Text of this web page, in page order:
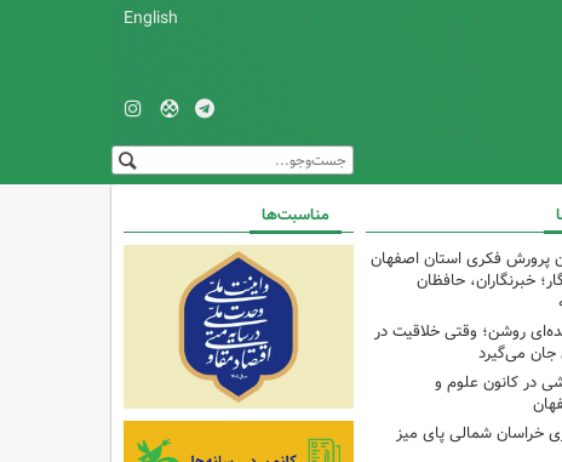
English
پرورش فکری استان اصفهان
خبرنگاران، حافظان
روشن؛ وقتی خلاقیت در
جان می‌گیرد
در کانون علوم و
خراسان شمالی پای میز
مناسبت‌ها